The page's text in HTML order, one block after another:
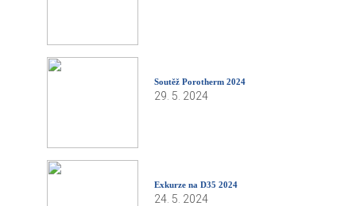
Soutěž Porotherm 2024
29. 5. 2024
Exkurze na D35 2024
24. 5. 2024